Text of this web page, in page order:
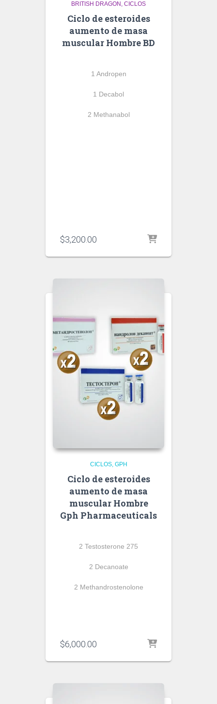
BRITISH DRAGON CICLOS
Ciclo de esteroides
aumento de masa
muscular Hombre BD
1 Andropen
1 Decabol
2 Methanabol
$3,200.00
CICLOS GPH
Ciclo de esteroides
aumento de masa
muscular Hombre
Gph Pharmaceuticals
2 Testosterone 275
2 Decanoate
2 Methandrostenolone
$6,000.00